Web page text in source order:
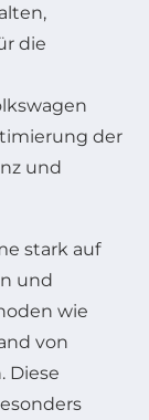
die
der
und
stark auf
und
wie
von
Diese